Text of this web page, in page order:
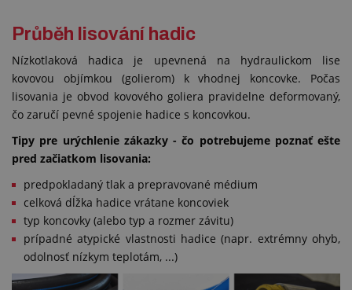
Průběh lisování hadic
Nízkotlaková hadica je upevnená na hydraulickom lise
kovovou objímkou (golierom) k vhodnej koncovke. Počas
lisovania je obvod kovového goliera pravidelne deformovaný,
čo zaručí pevné spojenie hadice s koncovkou.
Tipy pre urýchlenie zákazky - čo potrebujeme poznať ešte
pred začiatkom lisovania:
predpokladaný tlak a prepravované médium
celková dĺžka hadice vrátane koncoviek
typ koncovky (alebo typ a rozmer závitu)
prípadné atypické vlastnosti hadice (napr. extrémny ohyb,
odolnosť nízkym teplotám, ...)